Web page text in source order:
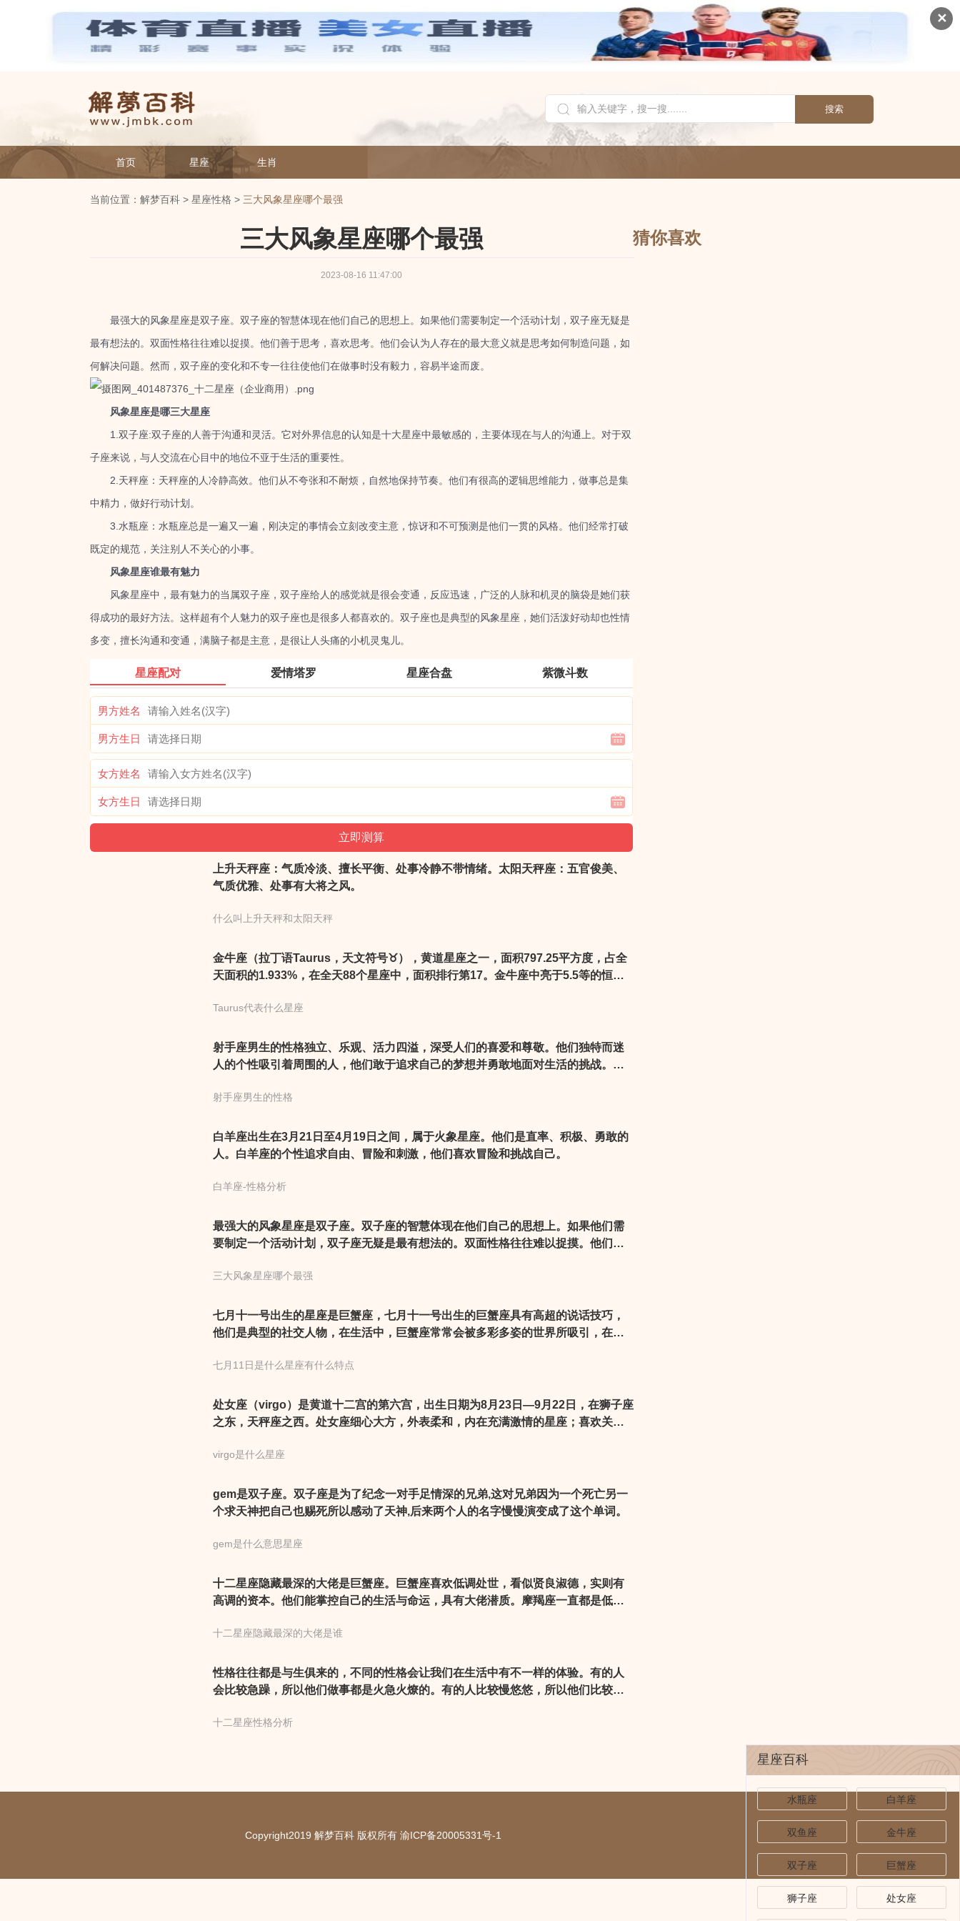
✕
搜索
首页 星座 生肖
当前位置： 解梦百科 > 星座性格 > 三大风象星座哪个最强
三大风象星座哪个最强
2023-08-16 11:47:00
最强大的风象星座是双子座。双子座的智慧体现在他们自己的思想上。如果他们需要制定一个活动计划，双子座无疑是
最有想法的。双面性格往往难以捉摸。他们善于思考，喜欢思考。他们会认为人存在的最大意义就是思考如何制造问题，如
何解决问题。然而，双子座的变化和不专一往往使他们在做事时没有毅力，容易半途而废。
风象星座是哪三大星座
1.双子座:双子座的人善于沟通和灵活。它对外界信息的认知是十大星座中最敏感的，主要体现在与人的沟通上。对于双
子座来说，与人交流在心目中的地位不亚于生活的重要性。
2.天秤座：天秤座的人冷静高效。他们从不夸张和不耐烦，自然地保持节奏。他们有很高的逻辑思维能力，做事总是集
中精力，做好行动计划。
3.水瓶座：水瓶座总是一遍又一遍，刚决定的事情会立刻改变主意，惊讶和不可预测是他们一贯的风格。他们经常打破
既定的规范，关注别人不关心的小事。
风象星座谁最有魅力
风象星座中，最有魅力的当属双子座，双子座给人的感觉就是很会变通，反应迅速，广泛的人脉和机灵的脑袋是她们获
得成功的最好方法。这样超有个人魅力的双子座也是很多人都喜欢的。双子座也是典型的风象星座，她们活泼好动却也性情
多变，擅长沟通和变通，满脑子都是主意，是很让人头痛的小机灵鬼儿。
星座配对 爱情塔罗 星座合盘 紫微斗数
男方姓名
男方生日
女方姓名
女方生日
猜你喜欢
上升天秤座：气质冷淡、擅长平衡、处事冷静不带情绪。太阳天秤座：五官俊美、
气质优雅、处事有大将之风。
什么叫上升天秤和太阳天秤
金牛座（拉丁语Taurus，天文符号♉），黄道星座之一，面积797.25平方度，占全
天面积的1.933%，在全天88个星座中，面积排行第17。金牛座中亮于5.5等的恒星
中心经过上中天。
Taurus代表什么星座
射手座男生的性格独立、乐观、活力四溢，深受人们的喜爱和尊敬。他们独特而迷
人的个性吸引着周围的人，他们敢于追求自己的梦想并勇敢地面对生活的挑战。无
射手座男生的性格
白羊座出生在3月21日至4月19日之间，属于火象星座。他们是直率、积极、勇敢的
人。白羊座的个性追求自由、冒险和刺激，他们喜欢冒险和挑战自己。
白羊座-性格分析
最强大的风象星座是双子座。双子座的智慧体现在他们自己的思想上。如果他们需
要制定一个活动计划，双子座无疑是最有想法的。双面性格往往难以捉摸。他们善
决问题。然而，双子座的变化和不专一往往使他们在做事时没有毅力，容易半途而
三大风象星座哪个最强
七月十一号出生的星座是巨蟹座，七月十一号出生的巨蟹座具有高超的说话技巧，
他们是典型的社交人物，在生活中，巨蟹座常常会被多彩多姿的世界所吸引，在巨
一天出生的，即使是最内敛的巨蟹座，也会有一肚子的见解，想贡献给亲密的朋友
七月11日是什么星座有什么特点
处女座（virgo）是黄道十二宫的第六宫，出生日期为8月23日—9月22日，在狮子座
之东，天秤座之西。处女座细心大方，外表柔和，内在充满激情的星座；喜欢关注
生的优点就是放得开，不会因此一蹶不振，有目标才有进步，需要时时的鼓励。
virgo是什么星座
gem是双子座。双子座是为了纪念一对手足情深的兄弟,这对兄弟因为一个死亡另一
个求天神把自己也赐死所以感动了天神,后来两个人的名字慢慢演变成了这个单词。
gem是什么意思星座
十二星座隐藏最深的大佬是巨蟹座。巨蟹座喜欢低调处世，看似贤良淑德，实则有
高调的资本。他们能掌控自己的生活与命运，具有大佬潜质。摩羯座一直都是低调
对待事情严谨，一旦绽放，绝对是隐藏最深的大佬。
十二星座隐藏最深的大佬是谁
性格往往都是与生俱来的，不同的性格会让我们在生活中有不一样的体验。有的人
会比较急躁，所以他们做事都是火急火燎的。有的人比较慢悠悠，所以他们比较懂
十二星座性格分析
星座百科
水瓶座 白羊座
双鱼座 金牛座
双子座 巨蟹座
狮子座 处女座
Copyright2019 解梦百科 版权所有 渝ICP备20005331号-1